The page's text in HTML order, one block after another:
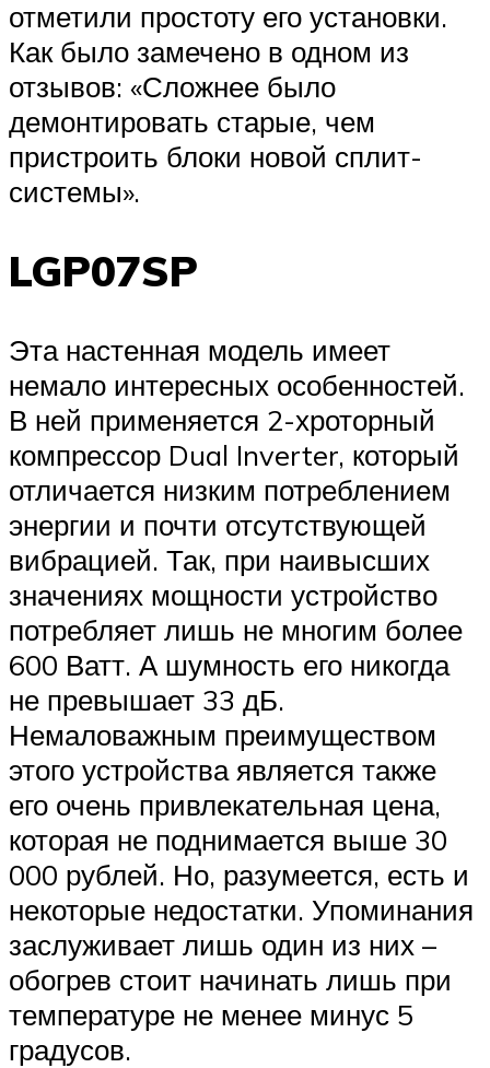
отметили простоту его установки.
Как было замечено в одном из
отзывов: «Сложнее было
демонтировать старые, чем
пристроить блоки новой сплит-
системы».
LGP07SP
Эта настенная модель имеет
немало интересных особенностей.
В ней применяется 2-хроторный
компрессор Dual Inverter, который
отличается низким потреблением
энергии и почти отсутствующей
вибрацией. Так, при наивысших
значениях мощности устройство
потребляет лишь не многим более
600 Ватт. А шумность его никогда
не превышает 33 дБ.
Немаловажным преимуществом
этого устройства является также
его очень привлекательная цена,
которая не поднимается выше 30
000 рублей. Но, разумеется, есть и
некоторые недостатки. Упоминания
заслуживает лишь один из них –
обогрев стоит начинать лишь при
температуре не менее минус 5
градусов.